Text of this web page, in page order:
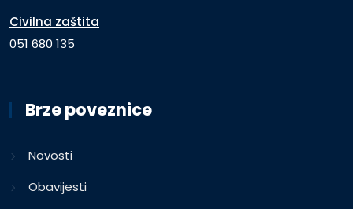
Civilna zaštita
051 680 135
Brze poveznice
Novosti
Obavijesti